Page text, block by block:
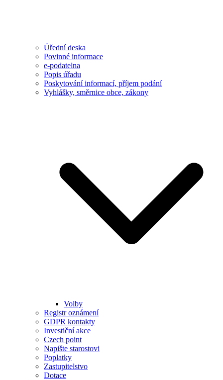
Úřední deska
Povinné informace
e-podatelna
Popis úřadu
Poskytování informací, příjem podání
Vyhlášky, směrnice obce, zákony
Volby
Registr oznámení
GDPR kontakty
Investiční akce
Czech point
Napište starostovi
Poplatky
Zastupitelstvo
Dotace